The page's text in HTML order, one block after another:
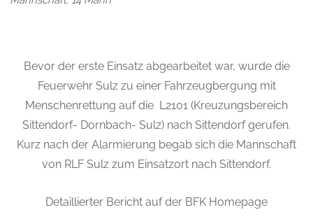
Bevor der erste Einsatz abgearbeitet war, wurde die
Feuerwehr Sulz zu einer Fahrzeugbergung mit
Menschenrettung auf die L2101 (Kreuzungsbereich
Sittendorf- Dornbach- Sulz) nach Sittendorf gerufen.
Kurz nach der Alarmierung begab sich die Mannschaft
von RLF Sulz zum Einsatzort nach Sittendorf.
Detaillierter Bericht auf der BFK Homepage